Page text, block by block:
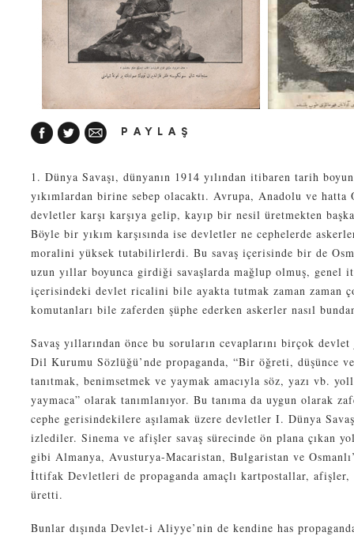
PAYLAŞ
1. Dünya Savaşı, dünyanın 1914 yılından itibaren tarih
yıkımlardan birine sebep olacaktı. Avrupa, Anadolu ve hatta
devletler karşı karşıya gelip, kayıp bir nesil üretmekten
Böyle bir yıkım karşısında ise devletler ne cephelerde
moralini yüksek tutabilirlerdi. Bu savaş içerisinde bir de
uzun yıllar boyunca girdiği savaşlarda mağlup olmuş, genel
içerisindeki devlet ricalini bile ayakta tutmak zaman zaman
komutanları bile zaferden şüphe ederken askerler nasıl
Savaş yıllarından önce bu soruların cevaplarını birçok devlet
Dil Kurumu Sözlüğü’nde propaganda, “Bir öğreti, düşünce
tanıtmak, benimsetmek ve yaymak amacıyla söz, yazı vb.
yaymaca” olarak tanımlanıyor. Bu tanıma da uygun olarak
cephe gerisindekilere aşılamak üzere devletler I. Dünya
izlediler. Sinema ve afişler savaş sürecinde ön plana çıkan
gibi Almanya, Avusturya-Macaristan, Bulgaristan ve
İttifak Devletleri de propaganda amaçlı kartpostallar,
üretti.
Bunlar dışında Devlet-i Aliyye’nin de kendine has